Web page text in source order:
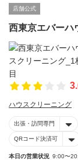
店舗公式
西東京エバーハ
ハウスクリーニング
出張・訪問専門
QRコード決済可
本日の営業状況 9:00〜